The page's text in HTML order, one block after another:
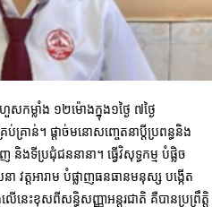
ហួសកម្លាំង ១២ម៉ោងក្នុង១ថ្ងៃ ៧ថ្ងៃ
រាន់។ ផ្តាច់មនោសញ្ចេតនាប្តីប្រពន្ធនិង
ងទីប្រជុំជននានា។ ធ្វើវិសុទ្ធកម្ម បំផ្លិច
វត្តអារាម បំផ្លាញធនធានមនុស្ស បង្កើត
នេះខុសពីសន្ធិសញ្ញាអន្តរជាតិ គឺបានប្រព្រឹត្តិ